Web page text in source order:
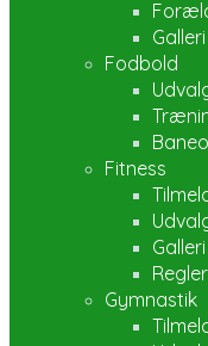
Galleri
Fodbold
Fitness
Galleri
Gymnastik